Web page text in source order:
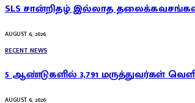
SLS சான்றிதழ் இல்லாத
AUGUST 6, 2026
RECENT NEWS
5 ஆண்டுகளில் 3,791 மருத்துவர்கள்
AUGUST 6, 2026